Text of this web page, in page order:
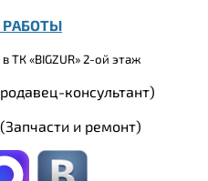
ТК «BIGZUR» 2-ой этаж
консультант)
(Запчасти и ремонт)